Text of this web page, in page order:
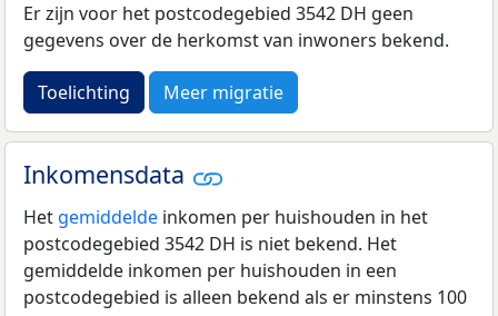
Er zijn voor het postcodegebied 3542 DH geen
gegevens over de herkomst van inwoners bekend.
Toelichting Meer migratie
Inkomensdata
Het gemiddelde inkomen per huishouden in het
postcodegebied 3542 DH is niet bekend. Het
gemiddelde inkomen per huishouden in een
postcodegebied is alleen bekend als er minstens 100